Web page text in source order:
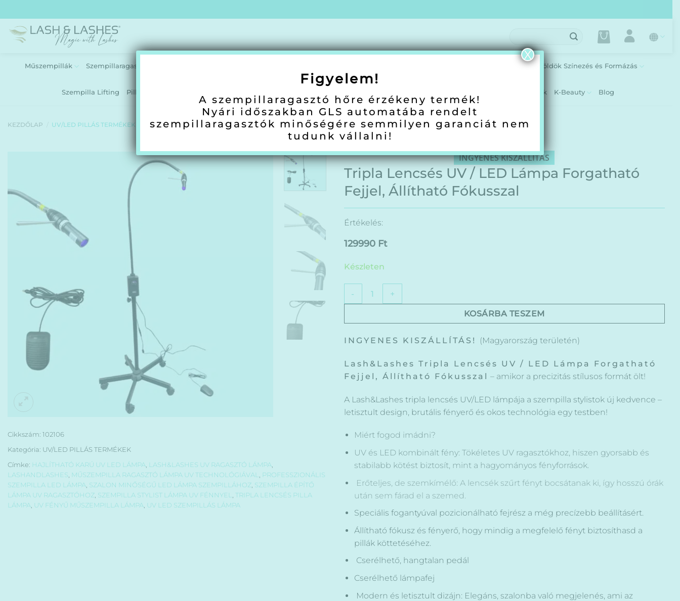
to
content
a
következőre:
Műszempillák
Szempillaragasztók Szemöldök Színezés és Formázás
Szempilla Lifting Pillás ágyak-Lámpák Tanfolyamok K-Beauty Blog
KEZDŐLAP UV/LED PILLÁS TERMÉKEK
Cikkszám: 102106
Kategória: UV/LED PILLÁS TERMÉKEK
Címke: HAJLÍTHATÓ KARÚ UV LED LÁMPA LASH&LASHES UV RAGASZTÓ LÁMPA
LASHANDLASHES MŰSZEMPILLA RAGASZTÓ LÁMPA UV TECHNOLÓGIÁVAL
PROFESSZIONÁLIS
SZEMPILLA LED LÁMPA SZALON MINŐSÉGŰ LED LÁMPA SZEMPILLÁHOZ SZEMPILLA ÉPÍTŐ
LÁMPA UV RAGASZTÓHOZ SZEMPILLA STYLIST LÁMPA UV FÉNNYEL
TRIPLA LENCSÉS PILLA
LÁMPA UV FÉNYŰ MŰSZEMPILLA LÁMPA UV LED SZEMPILLÁS LÁMPA
INGYENES KISZÁLLÍTÁS
Tripla Lencsés UV / LED Lámpa Forgatható
Fejjel, Állítható Fókusszal
Értékelés:
129990 Ft
Készleten
KOSÁRBA TESZEM
INGYENES KISZÁLLÍTÁS! (Magyarország területén)
Lash&Lashes Tripla Lencsés UV / LED Lámpa Forgatható
Fejjel, Állítható Fókusszal – amikor a precizitás stílusos formát ölt!
A Lash&Lashes tripla lencsés UV/LED lámpája a szempilla stylistok új kedvence –
letisztult design, brutális fényerő és okos technológia egy testben!
Miért fogod imádni?
UV és LED kombinált fény: Tökéletes UV ragasztókhoz, hiszen gyorsabb és
stabilabb kötést biztosít, mint a hagyományos fényforrások.
Erőteljes, de szemkímélő: A lencsék szűrt fényt bocsátanak ki, így hosszú órák
után sem fárad el a szemed.
Speciális fogantyúval pozicionálható fejrész a még precízebb beállításért.
Állítható fókusz és fényerő, hogy mindig a megfelelő fényt biztosíthasd a
pillák köttetéséhez.
Cserélhető, hangtalan pedál
Cserélhető lámpafej
Modern és letisztult dizájn: Elegáns, szalonba való megjelenés, ami az
Figyelem!
A szempillaragasztó hőre érzékeny termék!
Nyári időszakban GLS automatába rendelt
szempillaragasztók minőségére semmilyen garanciát nem
tudunk vállalni!
X